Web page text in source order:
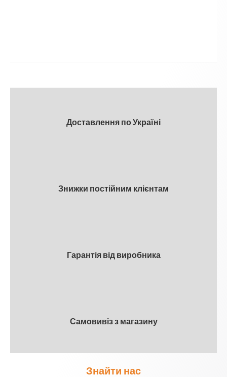
Доставлення по Україні
Знижки постійним клієнтам
Гарантія від виробника
Самовивіз з магазину
Знайти нас